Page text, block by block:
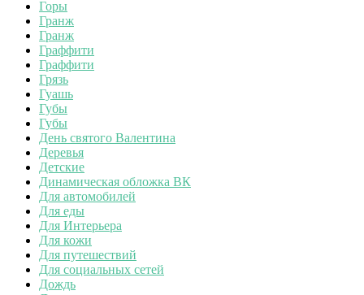
Горы
Гранж
Гранж
Граффити
Граффити
Грязь
Гуашь
Губы
Губы
День святого Валентина
Деревья
Детские
Динамическая обложка ВК
Для автомобилей
Для еды
Для Интерьера
Для кожи
Для путешествий
Для социальных сетей
Дождь